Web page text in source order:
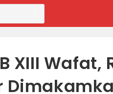
XIII Wafat,